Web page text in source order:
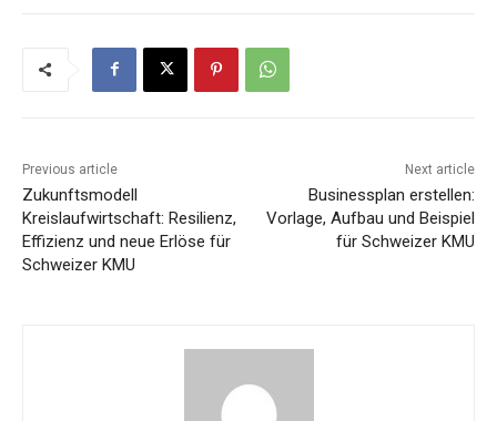
Previous article
Zukunftsmodell
Kreislaufwirtschaft: Resilienz,
Effizienz und neue Erlöse für
Schweizer KMU
Next article
Businessplan erstellen:
Vorlage, Aufbau und Beispiel
für Schweizer KMU